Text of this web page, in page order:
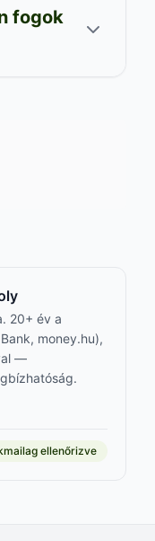
fogok
20+ év a
money.hu),
—
ellenőrizve